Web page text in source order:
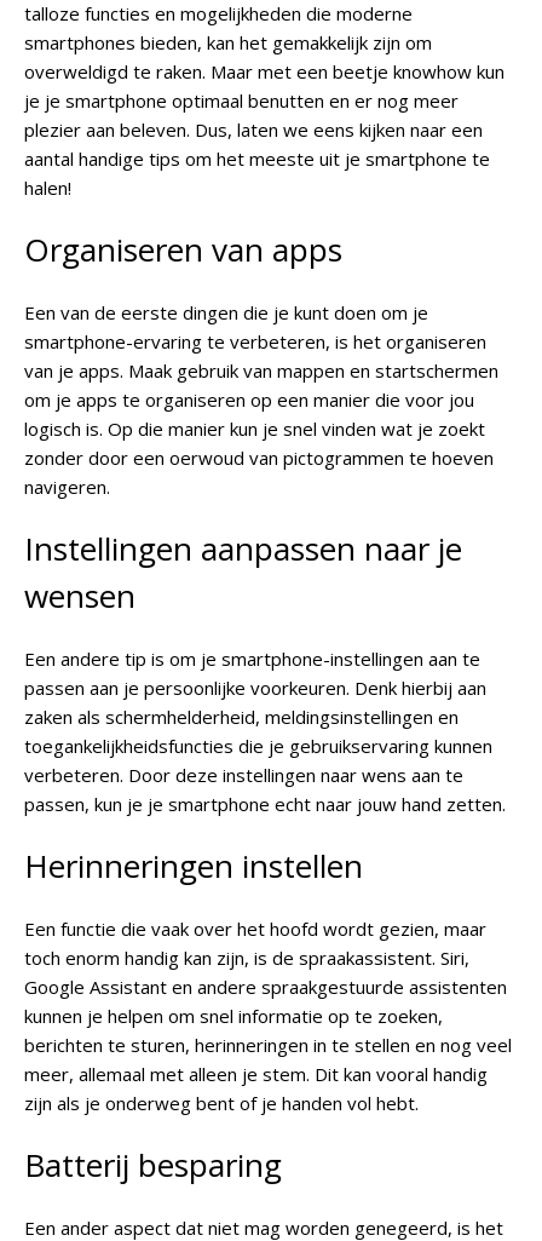
talloze functies en mogelijkheden die moderne
smartphones bieden, kan het gemakkelijk zijn om
overweldigd te raken. Maar met een beetje knowhow kun
je je smartphone optimaal benutten en er nog meer
plezier aan beleven. Dus, laten we eens kijken naar een
aantal handige tips om het meeste uit je smartphone te
halen!
Organiseren van apps
Een van de eerste dingen die je kunt doen om je
smartphone-ervaring te verbeteren, is het organiseren
van je apps. Maak gebruik van mappen en startschermen
om je apps te organiseren op een manier die voor jou
logisch is. Op die manier kun je snel vinden wat je zoekt
zonder door een oerwoud van pictogrammen te hoeven
navigeren.
Instellingen aanpassen naar je
wensen
Een andere tip is om je smartphone-instellingen aan te
passen aan je persoonlijke voorkeuren. Denk hierbij aan
zaken als schermhelderheid, meldingsinstellingen en
toegankelijkheidsfuncties die je gebruikservaring kunnen
verbeteren. Door deze instellingen naar wens aan te
passen, kun je je smartphone echt naar jouw hand zetten.
Herinneringen instellen
Een functie die vaak over het hoofd wordt gezien, maar
toch enorm handig kan zijn, is de spraakassistent. Siri,
Google Assistant en andere spraakgestuurde assistenten
kunnen je helpen om snel informatie op te zoeken,
berichten te sturen, herinneringen in te stellen en nog veel
meer, allemaal met alleen je stem. Dit kan vooral handig
zijn als je onderweg bent of je handen vol hebt.
Batterij besparing
Een ander aspect dat niet mag worden genegeerd, is het